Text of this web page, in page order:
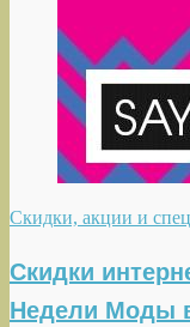
Скидки, акции и
Скидки
Недели Моды